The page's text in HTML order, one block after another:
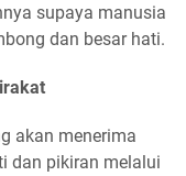
supaya manusia
dan besar hati.
akan menerima
dan pikiran melalui